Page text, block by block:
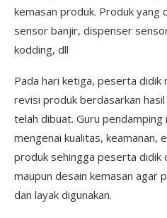
kemasan produk. Produk yang
sensor banjir, dispenser
kodding, dll
Pada hari ketiga, peserta didik
revisi produk berdasarkan
telah dibuat. Guru pendamping
mengenai kualitas, keamanan,
produk sehingga peserta didik
maupun desain kemasan agar
dan layak digunakan.